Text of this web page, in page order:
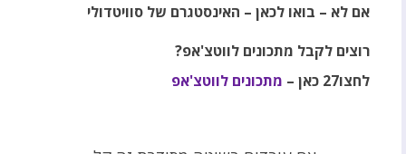
אם לא – בואו לכאן – האינסטגרם של סוויטדולי
רוצים לקבל מתכונים לווטצ'אפ?
לחצו27 כאן
– מתכונים לווטצ'אפ